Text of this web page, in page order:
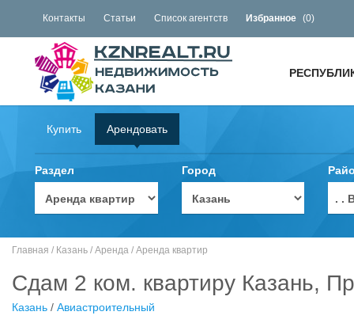
Контакты Статьи Список агентств Избранное (0)
Купить Арендовать
Раздел Город
. .
Главная / Казань / Аренда / Аренда квартир
Сдам 2 ком. квартиру Казань,
Казань / Авиастроительный